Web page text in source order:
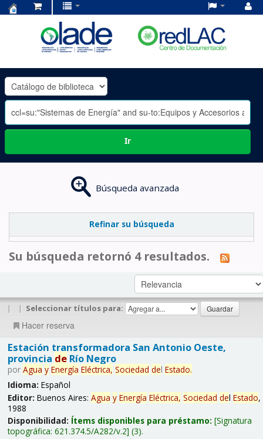
OLADE
-
Ir
Búsqueda avanzada
Refinar su búsqueda
Su búsqueda retornó 4 resultados.
| | Seleccionar títulos para:
Hacer reserva
Estación transformadora San Antonio Oeste,
provincia deRío Negro
por Agua y Energía Eléctrica, Sociedad del Estado.
Idioma: Español
Editor: Buenos Aires: Agua y Energía Eléctrica, Sociedad del Estado,
1988
Disponibilidad: Ítems disponibles para préstamo: Signatura
topográfica: 621.374.5/A282/v.2 (3).